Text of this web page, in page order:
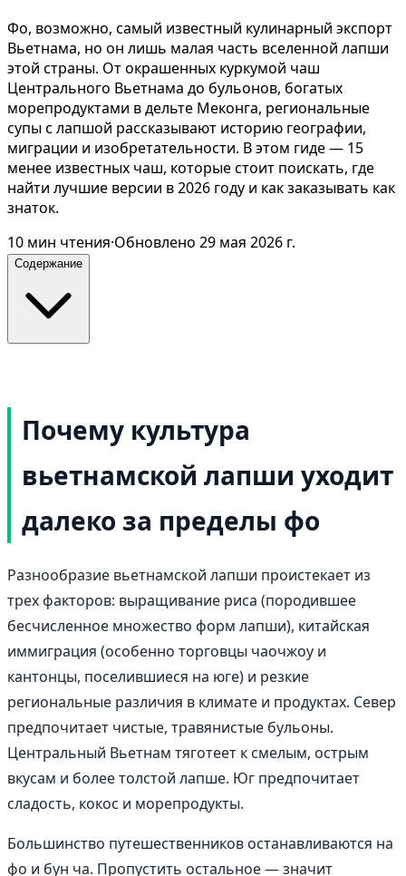
Фо, возможно, самый известный кулинарный экспорт
Вьетнама, но он лишь малая часть вселенной лапши
этой страны. От окрашенных куркумой чаш
Центрального Вьетнама до бульонов, богатых
морепродуктами в дельте Меконга, региональные
супы с лапшой рассказывают историю географии,
миграции и изобретательности. В этом гиде — 15
менее известных чаш, которые стоит поискать, где
найти лучшие версии в 2026 году и как заказывать как
знаток.
10 мин чтения·Обновлено 29 мая 2026 г.
Содержание
Почему культура
вьетнамской лапши уходит
далеко за пределы фо
Разнообразие вьетнамской лапши проистекает из
трех факторов: выращивание риса (породившее
бесчисленное множество форм лапши), китайская
иммиграция (особенно торговцы чаочжоу и
кантонцы, поселившиеся на юге) и резкие
региональные различия в климате и продуктах. Север
предпочитает чистые, травянистые бульоны.
Центральный Вьетнам тяготеет к смелым, острым
вкусам и более толстой лапше. Юг предпочитает
сладость, кокос и морепродукты.
Большинство путешественников останавливаются на
фо и бун ча. Пропустить остальное — значит